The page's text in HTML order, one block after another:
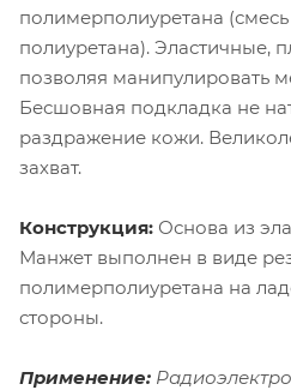
полимерполиуретана
полиуретана). Эластичные,
позволяя манипулировать
Бесшовная подкладка не
раздражение кожи.
захват.
Конструкция: Основа из
Манжет выполнен в виде
полимерполиуретана на
стороны.
Применение: